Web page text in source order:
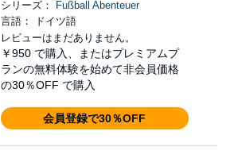
シリーズ：
Fußball Abenteuer
言語： ドイツ語
レビューはまだありません。
￥950 で購入、またはプレミアムプ
ランの無料体験を始めて非会員価格
の30％OFF で購入
会員登録で30％OFF